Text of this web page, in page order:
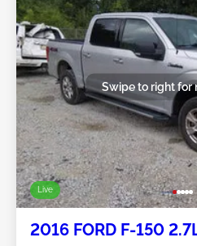
Live
Swipe to right for
2016 FORD F-150